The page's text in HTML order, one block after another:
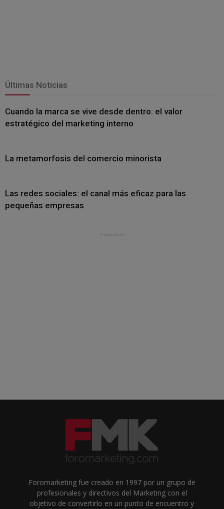
Últimas Noticias
Cuando la marca se vive desde dentro: el valor
estratégico del marketing interno
La metamorfosis del comercio minorista
Las redes sociales: el canal más eficaz para las
pequeñas empresas
- Publicidad -
Foromarketing fue creado en 1997 por un grupo de
profesionales y directivos del Marketing con el
objetivo de convertirlo en un punto de encuentro y